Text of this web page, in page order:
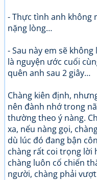
- Thực tình anh không
nặng lòng…
- Sau này em sẽ
là nguyện ước cuối
quên anh sau 2 giây…
Chàng kiên định,
nên đành nhớ trong
thường theo ý nàng.
xa, nếu nàng gọi,
dù lúc đó đang bận
chàng rất coi trọng lời
chàng luôn cố chiến
người, chàng phải